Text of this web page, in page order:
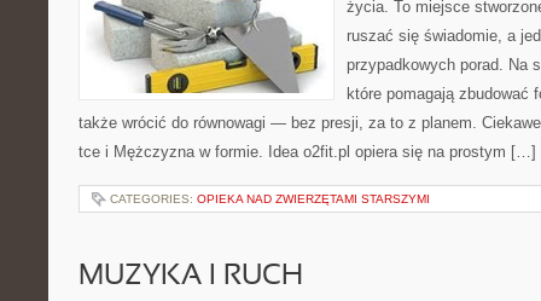
życia. To miejsce
ruszać się świadomie, a
przypadkowych porad. Na
które pomagają zbudować
także wrócić do równowagi — bez presji, za to z planem.
tce i Mężczyzna w formie. Idea o2fit.pl opiera się na prostym […]
CATEGORIES: OPIEKA NAD ZWIERZĘTAMI STARSZYMI
MUZYKA I RUCH